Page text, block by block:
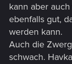
kann aber
ebenfalls gut,
werden kann.
Auch die
schwach.